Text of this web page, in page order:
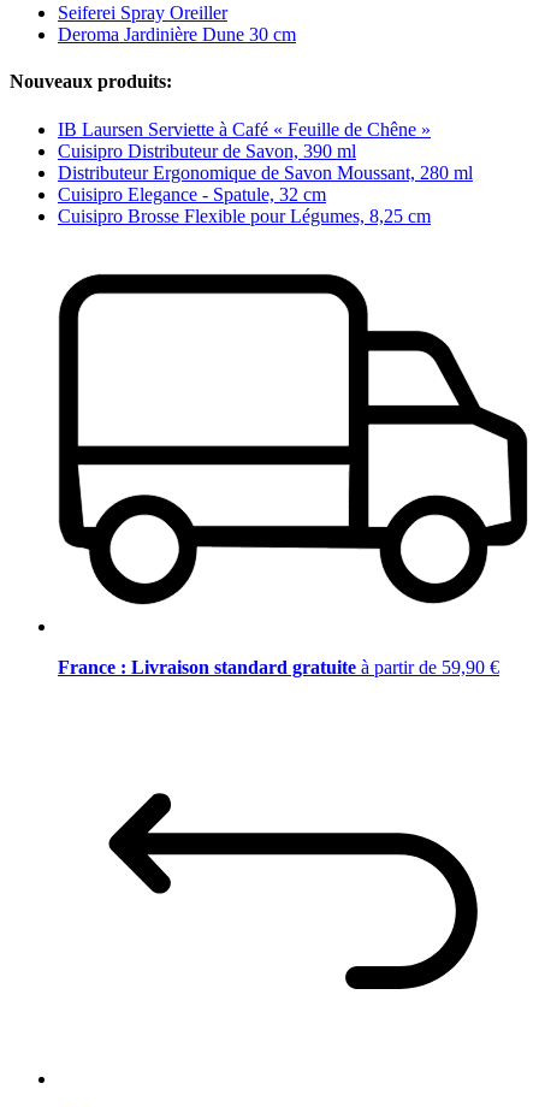
Seiferei Spray Oreiller
Deroma Jardinière Dune 30 cm
Nouveaux produits:
IB Laursen Serviette à Café « Feuille de Chêne »
Cuisipro Distributeur de Savon, 390 ml
Distributeur Ergonomique de Savon Moussant, 280 ml
Cuisipro Elegance - Spatule, 32 cm
Cuisipro Brosse Flexible pour Légumes, 8,25 cm
France : Livraison standard gratuite à partir de 59,90 €